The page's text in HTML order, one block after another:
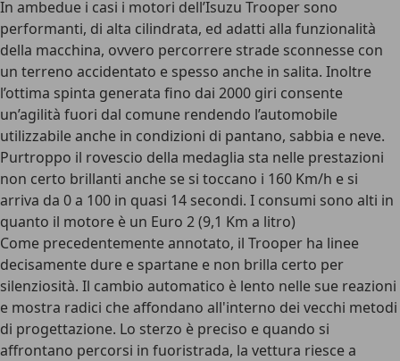
In ambedue i casi i motori dell’Isuzu Trooper sono
performanti, di alta cilindrata, ed adatti alla funzionalità
della macchina, ovvero percorrere strade sconnesse con
un terreno accidentato e spesso anche in salita. Inoltre
l’ottima spinta generata fino dai 2000 giri consente
un’agilità fuori dal comune rendendo l’automobile
utilizzabile anche in condizioni di pantano, sabbia e neve.
Purtroppo il rovescio della medaglia sta nelle prestazioni
non certo brillanti anche se si toccano i 160 Km/h e si
arriva da 0 a 100 in quasi 14 secondi. I consumi sono alti in
quanto il motore è un Euro 2 (9,1 Km a litro)
Come precedentemente annotato, il Trooper ha linee
decisamente dure e spartane e non brilla certo per
silenziosità. Il cambio automatico è lento nelle sue reazioni
e mostra radici che affondano all'interno dei vecchi metodi
di progettazione. Lo sterzo è preciso e quando si
affrontano percorsi in fuoristrada, la vettura riesce a